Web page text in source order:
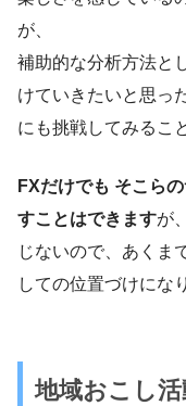
が、
補助的な分析方法と
けていきたいと思っ
にも挑戦してみるこ
FXだけでも そこら
すことはできますが
じないので、あくま
しての位置づけにな
地域おこし